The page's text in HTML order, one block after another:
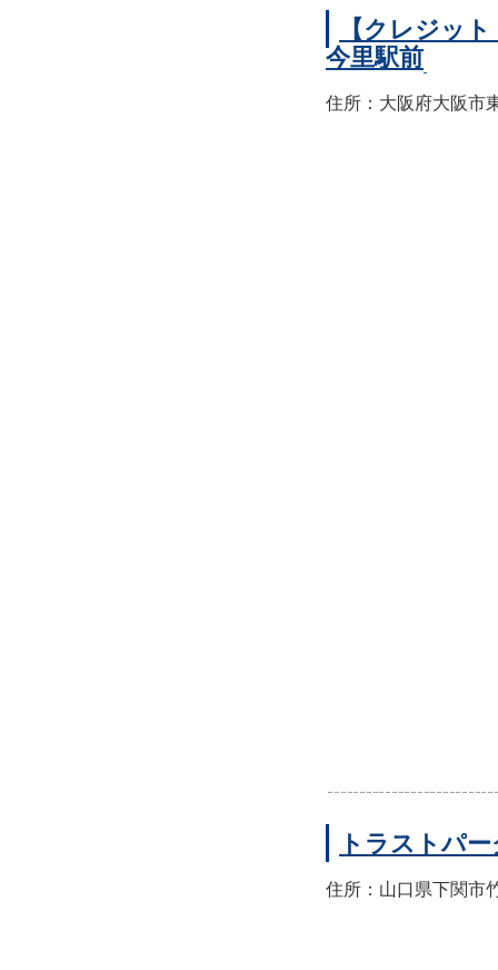
【クレジッ
今里駅前
住所：大阪府大阪市
トラストパ
住所：山口県下関市